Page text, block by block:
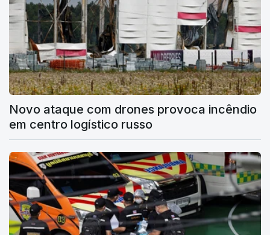
Novo ataque com drones provoca incêndio
em centro logístico russo